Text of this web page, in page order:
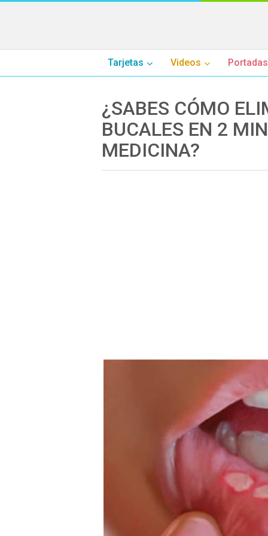
Tarjetas Videos Portadas
¿SABES CÓMO
BUCALES EN 2
MEDICINA?